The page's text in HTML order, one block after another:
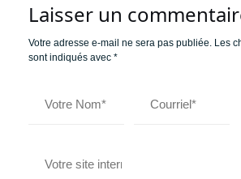
Laisser un
Votre adresse e-mail ne sera pas publiée. Les
sont indiqués avec *